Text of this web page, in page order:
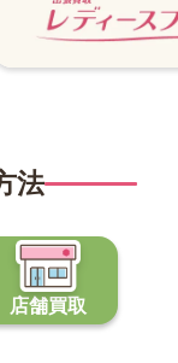
法
店舗買取